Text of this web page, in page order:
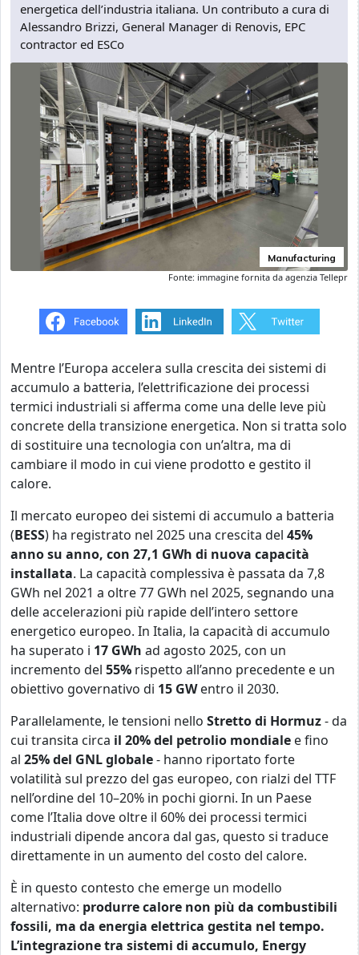
energetica dell’industria italiana. Un contributo a cura di
Alessandro Brizzi, General Manager di Renovis, EPC
contractor ed ESCo
Manufacturing
Fonte: immagine fornita da agenzia Tellepr
Mentre l’Europa accelera sulla crescita dei sistemi di
accumulo a batteria, l’elettrificazione dei processi
termici industriali si afferma come una delle leve più
concrete della transizione energetica. Non si tratta solo
di sostituire una tecnologia con un’altra, ma di
cambiare il modo in cui viene prodotto e gestito il
calore.
Il mercato europeo dei sistemi di accumulo a batteria
(BESS) ha registrato nel 2025 una crescita del 45%
anno su anno, con 27,1 GWh di nuova capacità
installata. La capacità complessiva è passata da 7,8
GWh nel 2021 a oltre 77 GWh nel 2025, segnando una
delle accelerazioni più rapide dell’intero settore
energetico europeo. In Italia, la capacità di accumulo
ha superato i 17 GWh ad agosto 2025, con un
incremento del 55% rispetto all’anno precedente e un
obiettivo governativo di 15 GWentro il 2030.
Parallelamente, le tensioni nello Stretto di Hormuz- da
cui transita circa il 20% del petrolio mondiale e fino
al 25% del GNL globale- hanno riportato forte
volatilità sul prezzo del gas europeo, con rialzi del TTF
nell’ordine del 10–20% in pochi giorni. In un Paese
come l’Italia dove oltre il 60% dei processi termici
industriali dipende ancora dal gas, questo si traduce
direttamente in un aumento del costo del calore.
È in questo contesto che emerge un modello
alternativo: produrre calore non più da combustibili
fossili, ma da energia elettrica gestita nel tempo.
L’integrazione tra sistemi di accumulo, Energy